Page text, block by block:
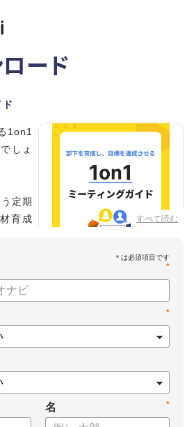
ード
すべて読む
1on1
しょ
定期
育成
と質問例
で、ぜひお役立てください。
*
*
*
名